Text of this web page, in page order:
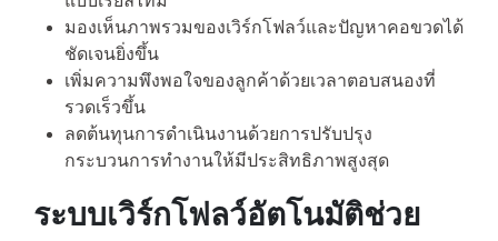
มองเห็นภาพรวมของเวิร์กโฟลว์และปัญหาคอขวดได้
ชัดเจนยิ่งขึ้น
เพิ่มความพึงพอใจของลูกค้าด้วยเวลาตอบสนองที่
รวดเร็วขึ้น
ลดต้นทุนการดำเนินงานด้วยการปรับปรุง
กระบวนการทำงานให้มีประสิทธิภาพสูงสุด
ระบบเวิร์กโฟลว์อัตโนมัติช่วย